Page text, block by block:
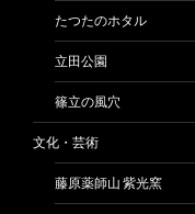
たつたのホタル
立田公園
篠立の風穴
文化・芸術
藤原薬師山 紫光窯